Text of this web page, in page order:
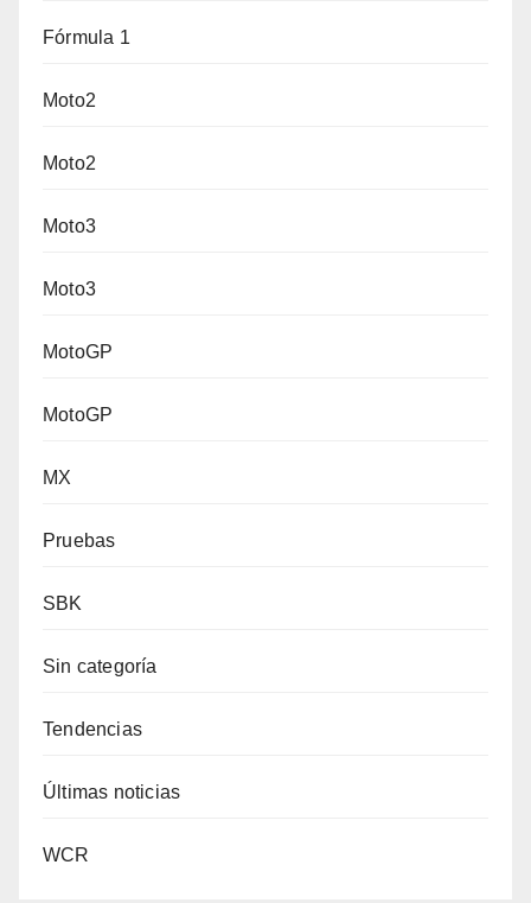
Fórmula 1
Moto2
Moto2
Moto3
Moto3
MotoGP
MotoGP
MX
Pruebas
SBK
Sin categoría
Tendencias
Últimas noticias
WCR